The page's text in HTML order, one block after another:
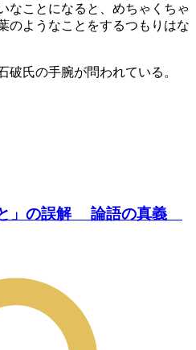
なことになると、めちゃくちゃ
のようなことをするつもりはな
破氏の手腕が問われている。
と」の誤解 論語の真義